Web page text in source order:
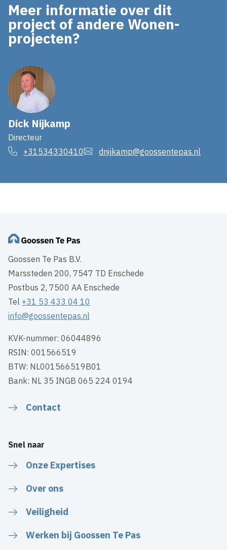
Meer informatie over dit
project of andere Wonen-
projecten?
Dick Nijkamp
Directeur
+31534330410
dnijkamp@goossentepas.nl
Goossen Te Pas B.V.
Marssteden 200, 7547 TD Enschede
Postbus 2, 7500 AA Enschede
Tel +31 53 433 04 10
info@goossentepas.nl
KVK-nummer: 06044896
RSIN: 001566519
BTW: NL001566519B01
Bank: NL 35 INGB 065 224 0194
Contact
Snel naar
Onze Expertises
Over ons
Veiligheid
Werken bij Goossen Te Pas